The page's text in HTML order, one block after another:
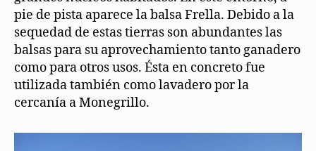
pie de pista aparece la balsa Frella. Debido a la
sequedad de estas tierras son abundantes las
balsas para su aprovechamiento tanto ganadero
como para otros usos. Ésta en concreto fue
utilizada también como lavadero por la
cercanía a Monegrillo.